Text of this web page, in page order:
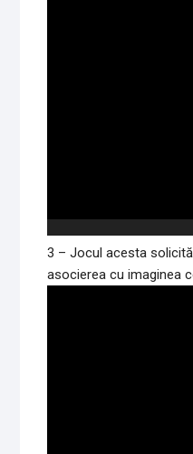
3 – Jocul acesta
asocierea cu imaginea